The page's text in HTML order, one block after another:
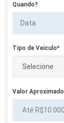
Quando?
Tipo de Veículo*
Valor Aproximado